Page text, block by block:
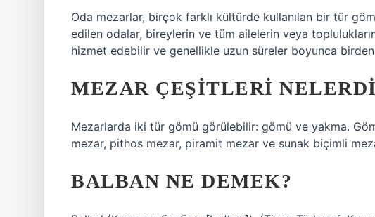
Oda mezarlar, birçok farklı kültürde kullanılan bir tür
edilen odalar, bireylerin ve tüm ailelerin veya
hizmet edebilir ve genellikle uzun süreler boyunca birden
MEZAR ÇEŞITLERI
Mezarlarda iki tür gömü görülebilir: gömü ve yakma.
mezar, pithos mezar, piramit mezar ve sunak biçimli
BALBAN NE DEMEK?